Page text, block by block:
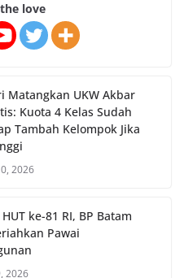
love
Matangkan UKW Akbar
Kuota 4 Kelas Sudah
Tambah Kelompok Jika
2026
ke-81 RI, BP Batam
Pawai
2026